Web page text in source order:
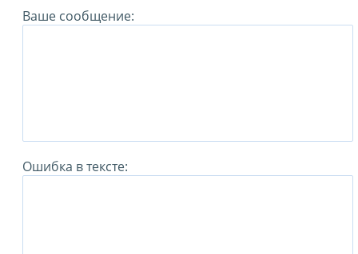
Ваше сообщение:
Ошибка в тексте: